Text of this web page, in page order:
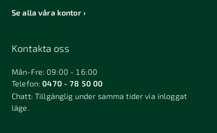
Se alla våra kontor
Kontakta oss
Mån-Fre: 09:00 - 16:00
Telefon:0470 - 78 50 00
Chatt:Tillgänglig under samma tider via inloggat
läge.